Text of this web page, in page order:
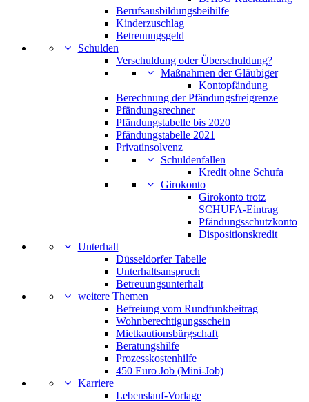
Berufsausbildungsbeihilfe
Kinderzuschlag
Betreuungsgeld
Schulden
Verschuldung oder Überschuldung?
Maßnahmen der Gläubiger
Kontopfändung
Berechnung der Pfändungsfreigrenze
Pfändungsrechner
Pfändungstabelle bis 2020
Pfändungstabelle 2021
Privatinsolvenz
Schuldenfallen
Kredit ohne Schufa
Girokonto
Girokonto trotz
SCHUFA-Eintrag
Pfändungsschutzkonto
Dispositionskredit
Unterhalt
Düsseldorfer Tabelle
Unterhaltsanspruch
Betreuungsunterhalt
weitere Themen
Befreiung vom Rundfunkbeitrag
Wohnberechtigungsschein
Mietkautionsbürgschaft
Beratungshilfe
Prozesskostenhilfe
450 Euro Job (Mini-Job)
Karriere
Lebenslauf-Vorlage